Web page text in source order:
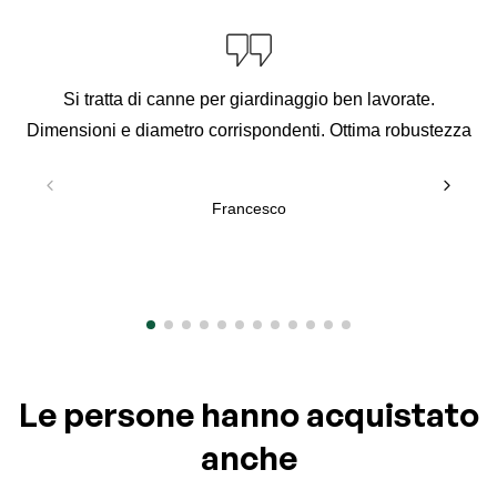
Si tratta di canne per giardinaggio ben lavorate.
Dimensioni e diametro corrispondenti. Ottima robustezza
Francesco
Le persone hanno acquistato
anche